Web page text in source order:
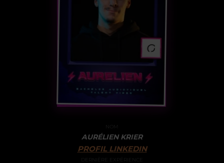
AURÉLIEN KRIER
PROFIL LINKEDIN